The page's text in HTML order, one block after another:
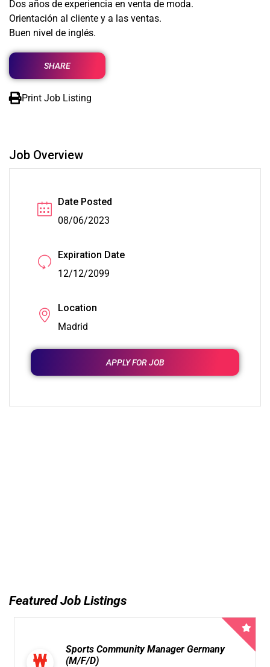
Dos años de experiencia en venta de moda.
Orientación al cliente y a las ventas.
Buen nivel de inglés.
SHARE
Print Job Listing
Job Overview
Date Posted
08/06/2023
Expiration Date
12/12/2099
Location
Madrid
APPLY FOR JOB
Featured Job Listings
Sports Community Manager Germany
(M/F/D)